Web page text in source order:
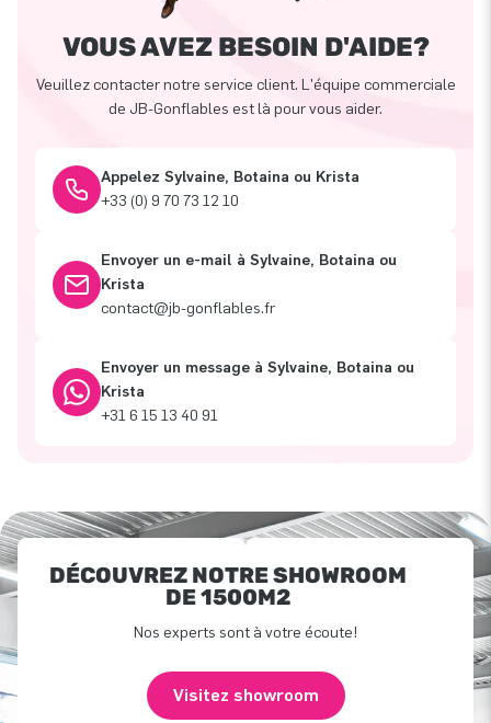
VOUS AVEZ BESOIN D'AIDE?
Veuillez contacter notre service client. L'équipe commerciale
de JB-Gonflables est là pour vous aider.
Appelez Sylvaine, Botaina ou Krista
+33 (0) 9 70 73 12 10
Envoyer un e-mail à Sylvaine, Botaina ou
Krista
contact@jb-gonflables.fr
Envoyer un message à Sylvaine, Botaina ou
Krista
+31 6 15 13 40 91
DÉCOUVREZ NOTRE SHOWROOM
DE 1500M2
Nos experts sont à votre écoute!
Visitez showroom